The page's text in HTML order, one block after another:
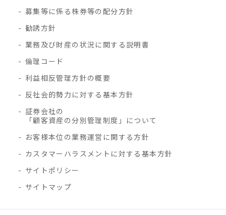
募集等に係る株券等の配分方針
勧誘方針
業務及び財産の状況に関する説明書
倫理コード
利益相反管理方針の概要
反社会的勢力に対する基本方針
証券会社の
「顧客資産の分別管理制度」について
お客様本位の業務運営に関する方針
カスタマーハラスメントに対する基本方針
サイトポリシー
サイトマップ